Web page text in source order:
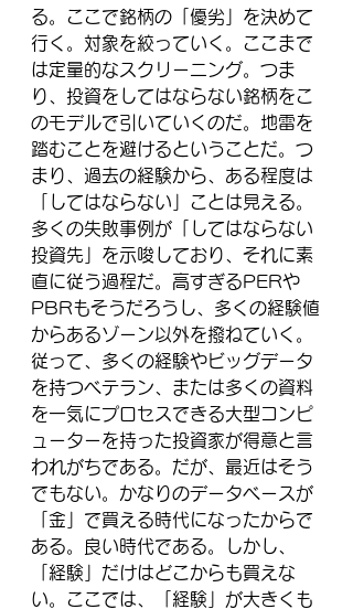
る。ここで銘柄の「優劣」を決めて
行く。対象を絞っていく。ここまで
は定量的なスクリーニング。つま
り、投資をしてはならない銘柄をこ
のモデルで引いていくのだ。地雷を
踏むことを避けるということだ。つ
まり、過去の経験から、ある程度は
「してはならない」ことは見える。
多くの失敗事例が「してはならない
投資先」を示唆しており、それに素
直に従う過程だ。高すぎるPERや
PBRもそうだろうし、多くの経験値
からあるゾーン以外を撥ねていく。
従って、多くの経験やビッグデータ
を持つベテラン、または多くの資料
を一気にプロセスできる大型コンピ
ューターを持った投資家が得意と言
われがちである。だが、最近はそう
でもない。かなりのデータベースが
「金」で買える時代になったからで
ある。良い時代である。しかし、
「経験」だけはどこからも買えな
い。ここでは、「経験」が大きくも